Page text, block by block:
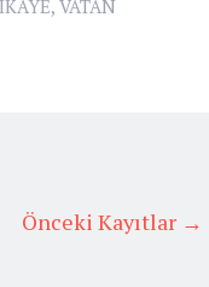
, VATAN
Önceki Kayıtlar →